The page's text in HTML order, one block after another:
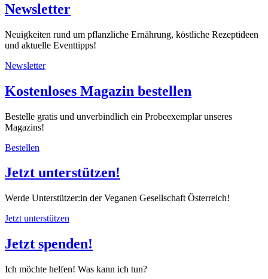
Newsletter
Neuigkeiten rund um pflanzliche Ernährung, köstliche Rezeptideen
und aktuelle Eventtipps!
Newsletter
Kostenloses Magazin bestellen
Bestelle gratis und unverbindlich ein Probeexemplar unseres
Magazins!
Bestellen
Jetzt unterstützen!
Werde Unterstützer:in der Veganen Gesellschaft Österreich!
Jetzt unterstützen
Jetzt spenden!
Ich möchte helfen! Was kann ich tun?